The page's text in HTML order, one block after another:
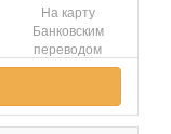
На карту
Банковским
переводом